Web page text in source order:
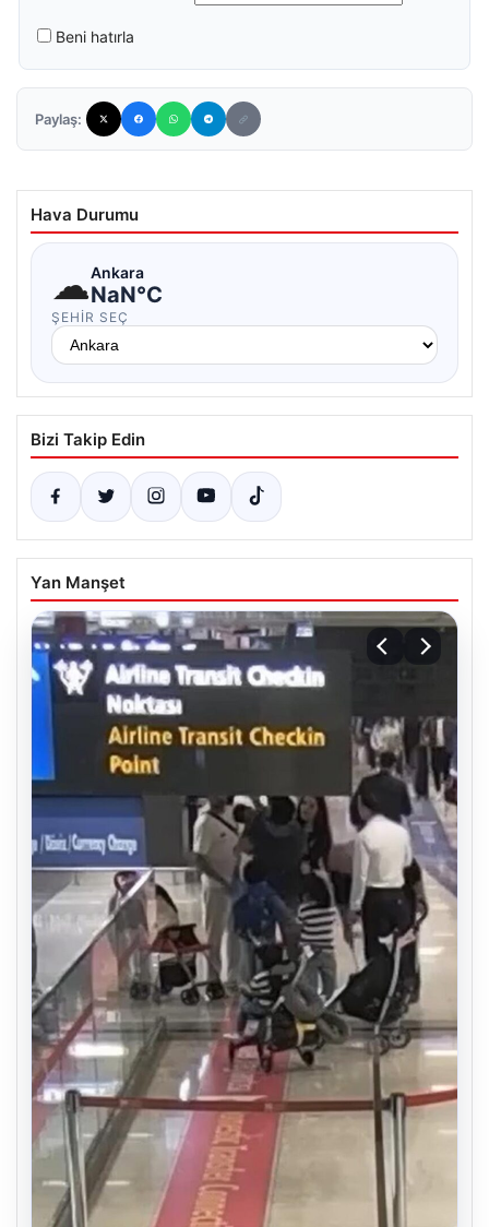
Beni hatırla
Paylaş:
Hava Durumu
☁Ankara
NaN°C
ŞEHIR SEÇ
Bizi Takip Edin
Yan Manşet